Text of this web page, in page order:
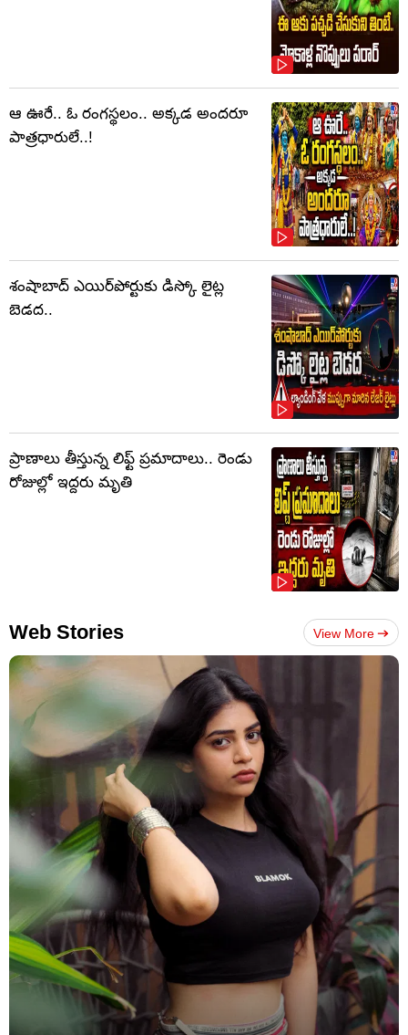
ఆ ఊరే.. ఓ రంగస్థలం.. అక్కడ అందరూ
పాత్రధారులే..!
శంషాబాద్ ఎయిర్‌పోర్టుకు డిస్కో లైట్ల
బెడద..
ప్రాణాలు తీస్తున్న లిఫ్ట్‌ ప్రమాదాలు.. రెండు
రోజుల్లో ఇద్దరు మృతి
Web Stories View More